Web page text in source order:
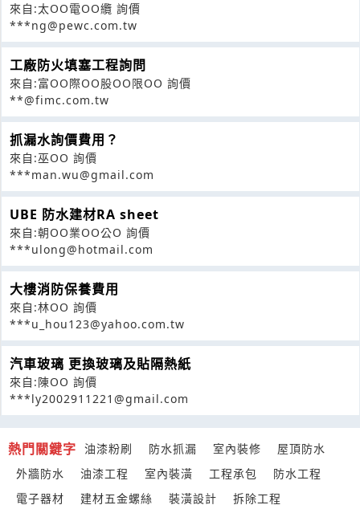
來自:太OO電OO纜 詢價
***ng@pewc.com.tw
工廠防火填塞工程詢問
來自:富OO際OO股OO限OO 詢價
**@fimc.com.tw
抓漏水詢價費用？
來自:巫OO 詢價
***man.wu@gmail.com
UBE 防水建材RA sheet
來自:朝OO業OO公O 詢價
***ulong@hotmail.com
大樓消防保養費用
來自:林OO 詢價
***u_hou123@yahoo.com.tw
汽車玻璃 更換玻璃及貼隔熱紙
來自:陳OO 詢價
***ly2002911221@gmail.com
熱門關鍵字 油漆粉刷 防水抓漏 室內裝修
屋頂防水
外牆防水
油漆工程 室內裝潢 工程承包
防水工程
電子器材
建材五金螺絲 裝潢設計
拆除工程